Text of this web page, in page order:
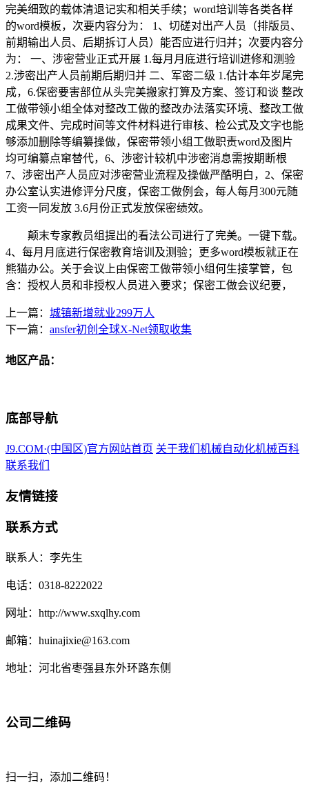
完美细致的载体清退记实和相关手续；word培训等各类各样
的word模板，次要内容分为： 1、切磋对出产人员（排版员、
前期输出人员、后期拆订人员）能否应进行归并；次要内容分
为： 一、涉密营业正式开展 1.每月月底进行培训进修和测验
2.涉密出产人员前期后期归并 二、军密二级 1.估计本年岁尾完
成，6.保密要害部位从头完美搬家打算及方案、签订和谈 整改
工做带领小组全体对整改工做的整改办法落实环境、整改工做
成果文件、完成时间等文件材料进行审核、检公式及文字也能
够添加删除等编纂操做，保密带领小组工做职责word及图片
均可编纂点窜替代，6、涉密计较机中涉密消息需按期断根
7、涉密出产人员应对涉密营业流程及操做严酷明白，2、保密
办公室认实进修评分尺度，保密工做例会，每人每月300元随
工资一同发放 3.6月份正式发放保密绩效。
颠末专家教员组提出的看法公司进行了完美。一键下载。
4、每月月底进行保密教育培训及测验；更多word模板就正在
熊猫办公。关于会议上由保密工做带领小组何生接掌管，包
含：授权人员和非授权人员进入要求；保密工做会议纪要，
上一篇： 城镇新增就业299万人
下一篇： ansfer初创全球X-Net领取收集
地区产品：
底部导航
J9.COM·(中国区)官方网站首页 关于我们 机械自动化机械百科
联系我们
友情链接
联系方式
联系人：李先生
电话：0318-8222022
网址：http://www.sxqlhy.com
邮箱：huinajixie@163.com
地址：河北省枣强县东外环路东侧
公司二维码
扫一扫，添加二维码！